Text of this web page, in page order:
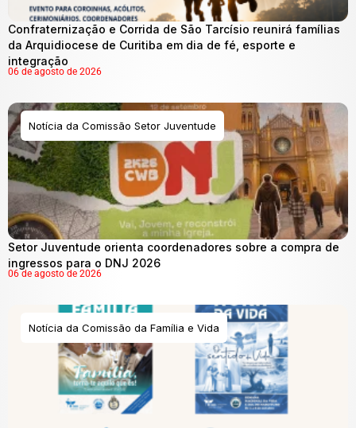
Confraternização e Corrida de São Tarcísio reunirá famílias
da Arquidiocese de Curitiba em dia de fé, esporte e
integração
06 de agosto de 2026
Notícia da Comissão Setor Juventude
Setor Juventude orienta coordenadores sobre a compra de
ingressos para o DNJ 2026
06 de agosto de 2026
Notícia da Comissão da Família e Vida